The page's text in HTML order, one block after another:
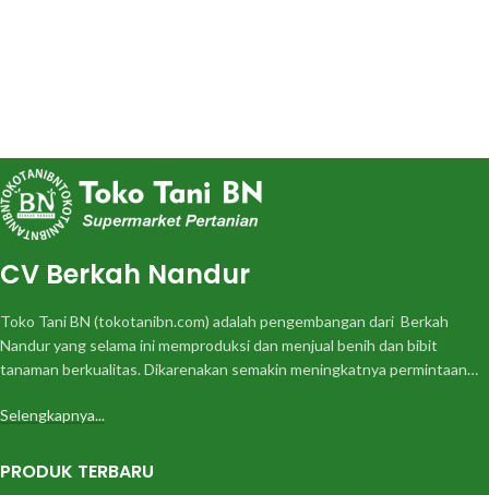
CV Berkah Nandur
Toko Tani BN (tokotanibn.com) adalah pengembangan dari Berkah
Nandur yang selama ini memproduksi dan menjual benih dan bibit
tanaman berkualitas. Dikarenakan semakin meningkatnya permintaan…
Selengkapnya...
PRODUK TERBARU